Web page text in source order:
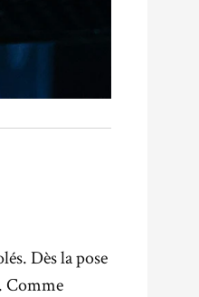
Dès la pose
Comme